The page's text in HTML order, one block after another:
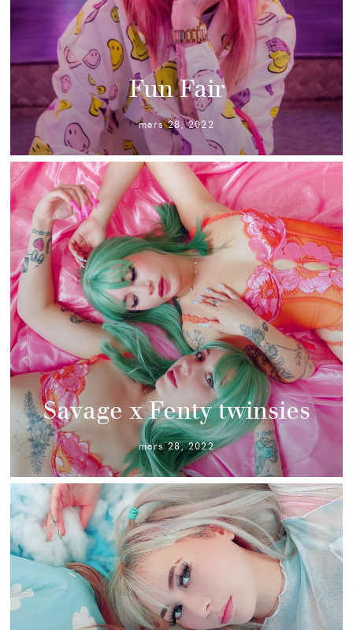
Fun Fair
mars 28, 2022
Savage x Fenty twinsies
mars 28, 2022